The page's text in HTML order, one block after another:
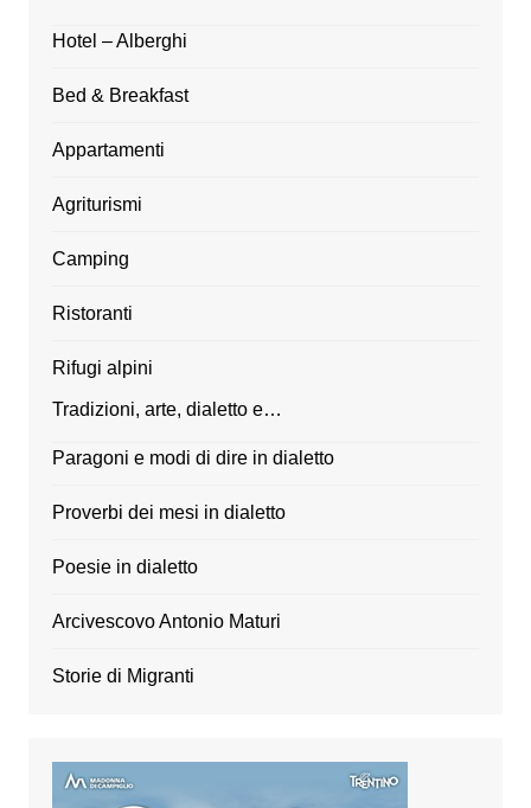
Hotel – Alberghi
Bed & Breakfast
Appartamenti
Agriturismi
Camping
Ristoranti
Rifugi alpini
Tradizioni, arte, dialetto e…
Paragoni e modi di dire in dialetto
Proverbi dei mesi in dialetto
Poesie in dialetto
Arcivescovo Antonio Maturi
Storie di Migranti